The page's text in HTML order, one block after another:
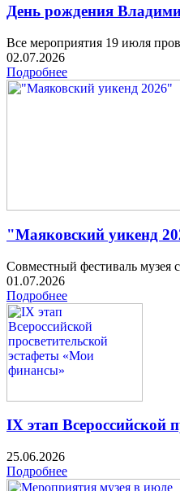
День рождения
Все мероприятия 19 июля
02.07.2026
Подробнее
"Маяковский уикенд
Совместный фестиваль музея
01.07.2026
Подробнее
IX этап Всероссийской
25.06.2026
Подробнее